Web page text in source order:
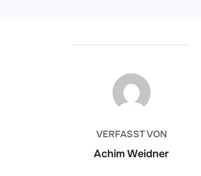
BEITRAGSAUTOR
VERFASST VON
Achim Weidner